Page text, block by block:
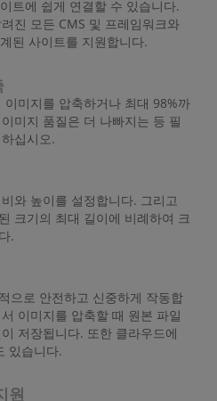
트에 쉽게 연결할 수 있습니다.
진 모든 CMS 및 프레임워크와
된 사이트를 지원합니다.
이미지를 압축하거나 최대 98%까
미지 품질은 더 나빠지는 등 필
십시오.
와 높이를 설정합니다. 그리고
크기의 최대 길이에 비례하여 크
.
으로 안전하고 신중하게 작동합
이미지를 압축할 때 원본 파일
저장됩니다. 또한 클라우드에
있습니다.
원